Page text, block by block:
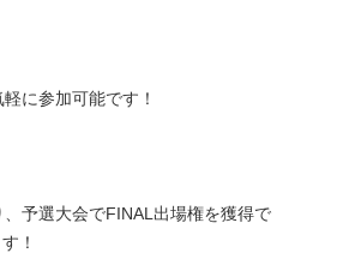
に参加可能です！
予選大会でFINAL出場権を獲得で
！